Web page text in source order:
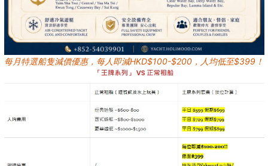
每月特選船隻減價優惠，每人即減HKD$100-$200，人均低至$399！